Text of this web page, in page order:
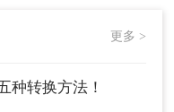
更多 >
种转换方法！